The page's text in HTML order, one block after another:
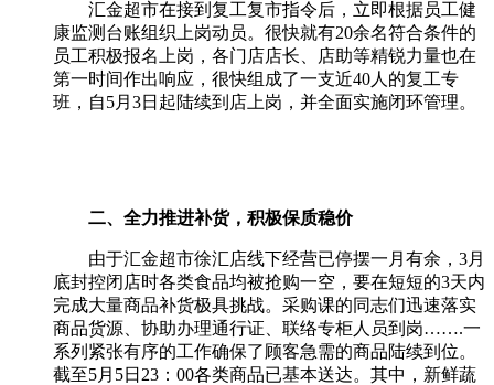
汇金超市在接到复工复市指令后，立即根据员工健
康监测台账组织上岗动员。很快就有20余名符合条件的
员工积极报名上岗，各门店店长、店助等精锐力量也在
第一时间作出响应，很快组成了一支近40人的复工专
班，自5月 3日起陆续到店上岗，并全面实施闭环管理。
二、全力推进补货，积极保质稳价
由于汇金超市徐汇店线下经营已停摆一月有余， 3月
底封控闭店时各类食品均被抢购一空，要在短短的3天内
完成大量商品补货极具挑战。采购课的同志们迅速落实
商品货源、协助办理通行证、联络专柜人员到岗…….一
系列紧张有序的工作确保了顾客急需的商品陆续到位。
截至5月 5日 23 ： 00各类商品已基本送达。其中，新鲜蔬